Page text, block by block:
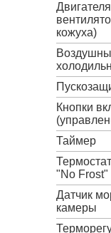
Двигателя
кожуха)
Кнопки
Таймер
"No Frost"
Датчик
камеры